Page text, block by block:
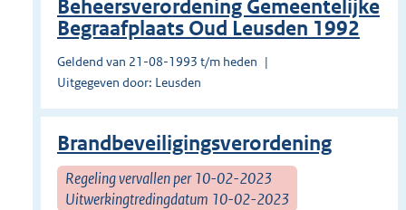
Beheersverordening Gemeentelijke
Begraafplaats Oud Leusden 1992
Geldend van 21-08-1993 t/m heden
Uitgegeven door: Leusden
Brandbeveiligingsverordening
Regeling vervallen per 10-02-2023
Uitwerkingtredingdatum 10-02-2023